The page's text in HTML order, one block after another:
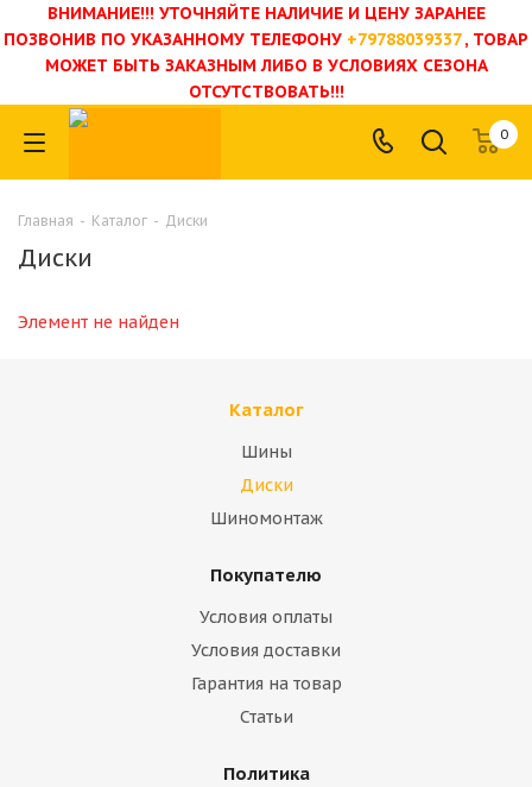
ВНИМАНИЕ!!! УТОЧНЯЙТЕ НАЛИЧИЕ И ЦЕНУ ЗАРАНЕЕ
ПОЗВОНИВ ПО УКАЗАННОМУ ТЕЛЕФОНУ +79788039337, ТОВАР
МОЖЕТ БЫТЬ ЗАКАЗНЫМ ЛИБО В УСЛОВИЯХ СЕЗОНА
ОТСУТСТВОВАТЬ!!!
0
Главная - Каталог - Диски
Диски
Элемент не найден
Каталог
Шины
Диски
Шиномонтаж
Покупателю
Условия оплаты
Условия доставки
Гарантия на товар
Статьи
Политика